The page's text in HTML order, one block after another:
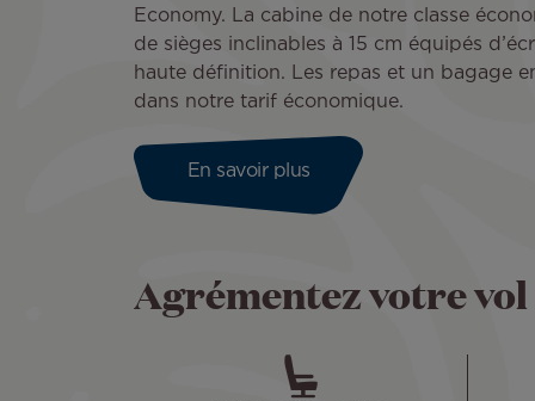
Economy. La cabine de notre classe
de sièges inclinables à 15 cm équipés
haute définition. Les repas et un bagage
dans notre tarif économique.
En savoir plus
Agrémentez votre